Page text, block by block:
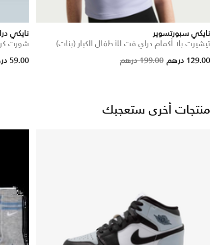
نايكي سبورتسوير
تيشيرت بلا أكمام دراي فت للأطفال الكبار (بنات)
Price reduced from
199.00 درهم to 129.00 درهم
نايكي
شورت
reduced from
to59.00 درهم
منتجات أخرى ستعجبك